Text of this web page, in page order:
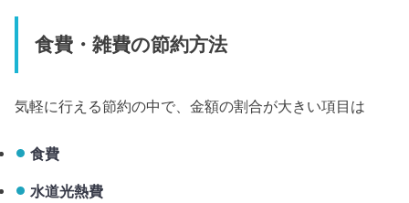
食費・雑費の節約方法
気軽に行える節約の中で、金額の割合が大きい項目は
食費
水道光熱費